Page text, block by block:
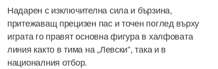
Надарен с изключителна сила и бързина,
притежаващ прецизен пас и точен поглед върху
играта го правят основна фигура в халфовата
линия както в тима на „Левски“, така и в
националния отбор.